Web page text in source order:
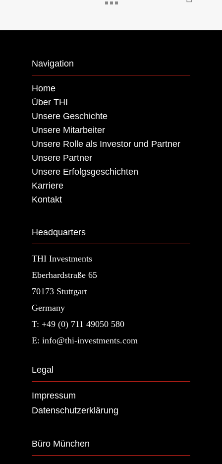
Navigation
Home
Über THI
Unsere Geschichte
Unsere Mitarbeiter
Unsere Rolle als Investor und Partner
Unsere Partner
Unsere Erfolgsgeschichten
Karriere
Kontakt
Headquarters
THI Investments
Eberhardstraße 65
70173 Stuttgart
Germany
T: +49 (0) 711 49050 580
E: info@thi-investments.com
Legal
Impressum
Datenschutzerklärung
Büro München